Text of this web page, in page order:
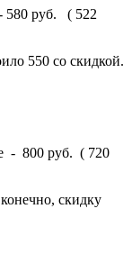
580 руб. ( 522
550 со скидкой.
- 800 руб. ( 720
скидку